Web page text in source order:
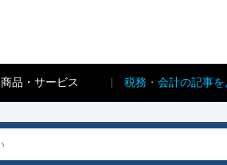
商品・サービス 税務・会計の記事を